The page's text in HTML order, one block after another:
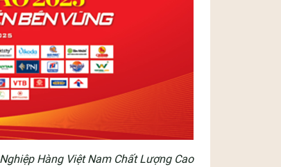
Hàng Việt Nam Chất Lượng Cao